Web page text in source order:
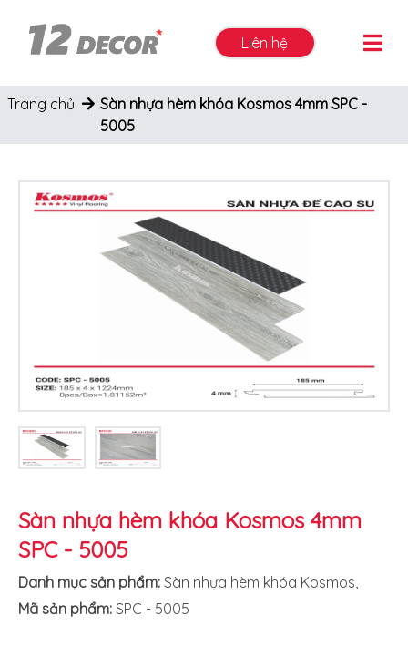
Liên hệ
Trang chủ
Sàn nhựa hèm khóa Kosmos 4mm SPC -
5005
Sàn nhựa hèm khóa Kosmos 4mm
SPC - 5005
Danh mục sản phẩm: Sàn nhựa hèm khóa Kosmos
Mã sản phẩm: SPC - 5005